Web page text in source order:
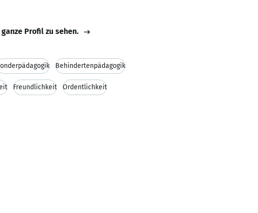
Profil zu sehen.
Behindertenpädagogik
Freundlichkeit Ordentlichkeit